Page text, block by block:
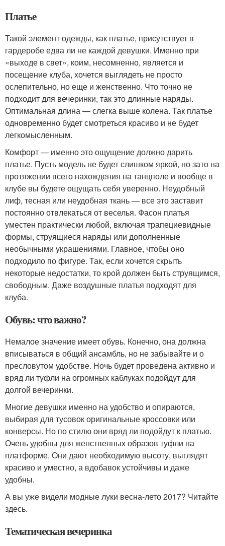
Платье
Такой элемент одежды, как платье, присутствует в
гардеробе едва ли не каждой девушки. Именно при
«выходе в свет», коим, несомненно, является и
посещение клуба, хочется выглядеть не просто
ослепительно, но еще и женственно. Что точно не
подходит для вечеринки, так это длинные наряды.
Оптимальная длина — слегка выше колена. Так платье
одновременно будет смотреться красиво и не будет
легкомысленным.
Комфорт — именно это ощущение должно дарить
платье. Пусть модель не будет слишком яркой, но зато на
протяжении всего нахождения на танцполе и вообще в
клубе вы будете ощущать себя уверенно. Неудобный
лиф, тесная или неудобная ткань — все это заставит
постоянно отвлекаться от веселья. Фасон платья
уместен практически любой, включая трапециевидные
формы, струящиеся наряды или дополненные
необычными украшениями. Главное, чтобы оно
подходило по фигуре. Так, если хочется скрыть
некоторые недостатки, то крой должен быть струящимся,
свободным. Даже воздушные платья подходят для
клуба.
Обувь: что важно?
Немалое значение имеет обувь. Конечно, она должна
вписываться в общий ансамбль, но не забывайте и о
пресловутом удобстве. Ночь будет проведена активно и
вряд ли туфли на огромных каблуках подойдут для
долгой вечеринки.
Многие девушки именно на удобство и опираются,
выбирая для тусовок оригинальные кроссовки или
конверсы. Но по стилю они вряд ли подойдут к платью.
Очень удобны для женственных образов туфли на
платформе. Они дают необходимую высоту, выглядят
красиво и уместно, а вдобавок устойчивы и даже
удобны.
А вы уже видели модные луки весна-лето 2017? Читайте
здесь.
Тематическая вечеринка